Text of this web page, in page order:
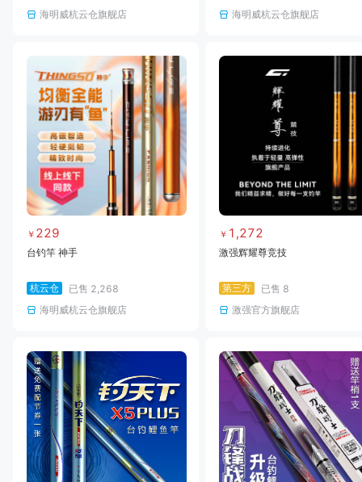
海明威杭云仓旗舰店
海明威杭云仓旗舰店
￥ 229
台钓竿 神手
杭云仓 已售 2,268
海明威杭云仓旗舰店
￥ 1,272
激强辉耀尊竞技
第三方 已售 8
激强官方旗舰店